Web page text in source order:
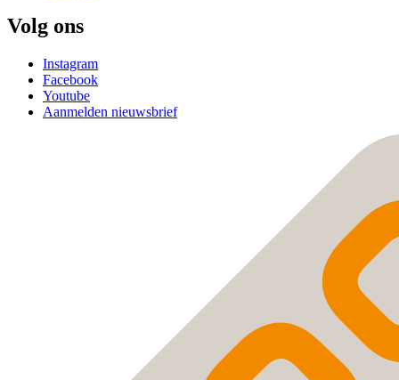
Volg ons
Instagram
Facebook
Youtube
Aanmelden nieuwsbrief